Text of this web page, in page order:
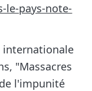
le-pays-note-
internationale
"Massacres
l'impunité